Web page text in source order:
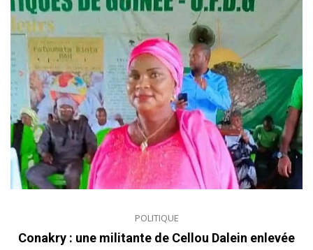
POLITIQUE
Conakry : une militante de Cellou Dalein enlevée